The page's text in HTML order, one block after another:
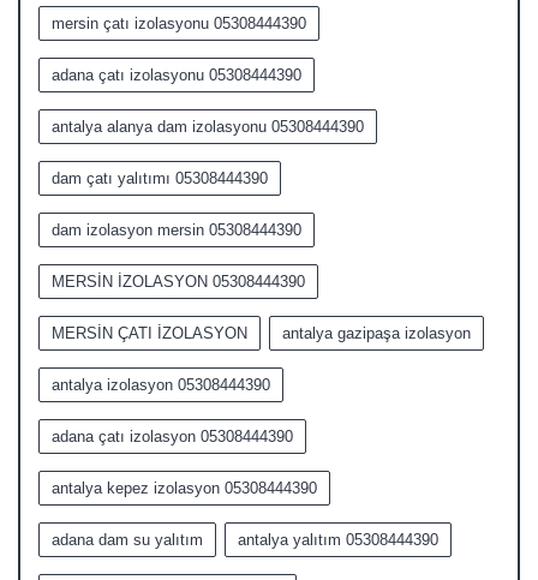
mersin çatı izolasyonu 05308444390
adana çatı izolasyonu 05308444390
antalya alanya dam izolasyonu 05308444390
dam çatı yalıtımı 05308444390
dam izolasyon mersin 05308444390
MERSİN İZOLASYON 05308444390
MERSİN ÇATI İZOLASYON antalya gazipaşa izolasyon
antalya izolasyon 05308444390
adana çatı izolasyon 05308444390
antalya kepez izolasyon 05308444390
adana dam su yalıtım antalya yalıtım 05308444390